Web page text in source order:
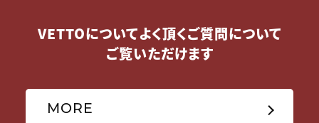
VETTOについてよく頂くご質問について
ご覧いただけます
MORE